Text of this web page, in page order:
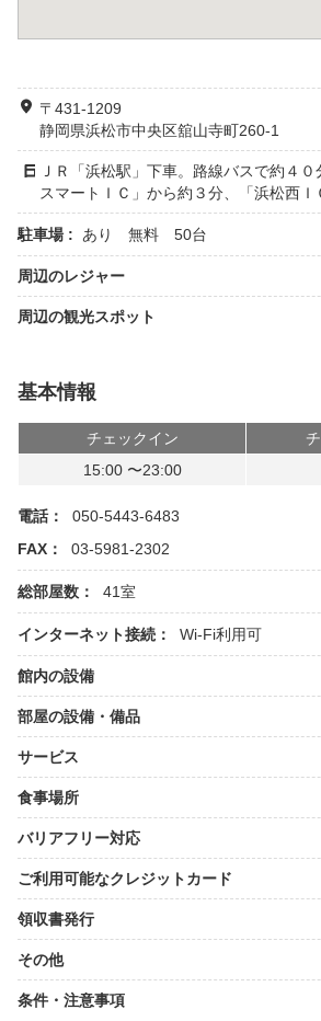
〒431-1209
静岡県浜松市中央区舘山寺町260-1
ＪＲ「浜松駅」下車。路線バスで約４
スマートＩＣ」から約３分、「浜松西Ｉ
駐車場 : あり 無料 50台
周辺のレジャー
周辺の観光スポット
基本情報
チェックイン
15:00 〜23:00
電話：
050-5443-6483
FAX：
03-5981-2302
総部屋数： 41室
インターネット接続： Wi-Fi利用可
館内の設備
部屋の設備・備品
サービス
食事場所
バリアフリー対応
ご利用可能なクレジットカード
領収書発行
その他
条件・注意事項